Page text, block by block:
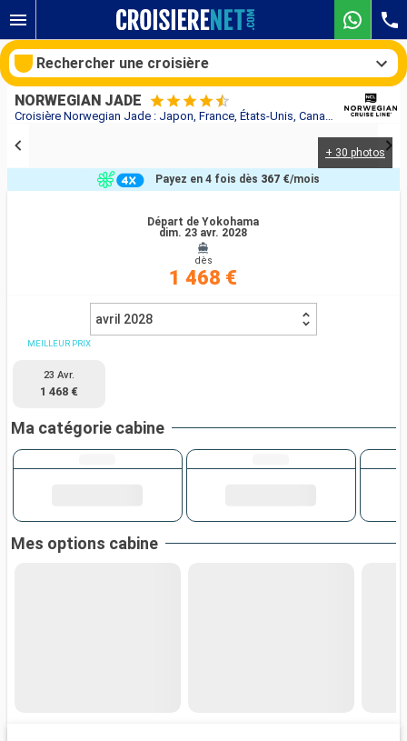
Croisière Norwegian Jade : Japon, France, États-Unis, Canada au départ de Yokohama
NORWEGIAN JADE
+ 30 photos
Départ de Yokohama
dim. 23 avr. 2028
dès
1 468 €
Payez en 4 fois dès 367 €/mois
avril 2028
MEILLEUR PRIX
23 Avr.
1 468 €
Ma catégorie cabine
Mes options cabine
Rechercher une croisière
Rechercher